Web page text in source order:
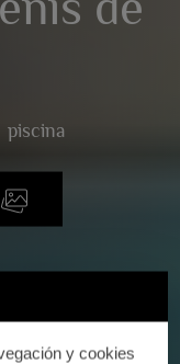
y cookies
piscina